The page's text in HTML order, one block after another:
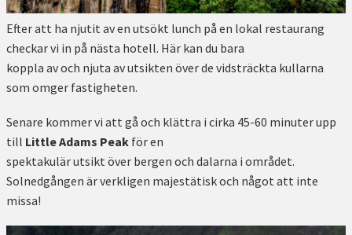
Efter att ha njutit av en utsökt lunch på en lokal restaurang
checkar vi in ​​på nästa hotell. Här kan du bara
koppla av och njuta av utsikten över de vidsträckta kullarna
som omger fastigheten.
Senare kommer vi att gå och klättra i cirka 45-60 minuter upp
till Little Adams Peak för en
spektakulär utsikt över bergen och dalarna i området.
Solnedgången är verkligen majestätisk och något att inte
missa!